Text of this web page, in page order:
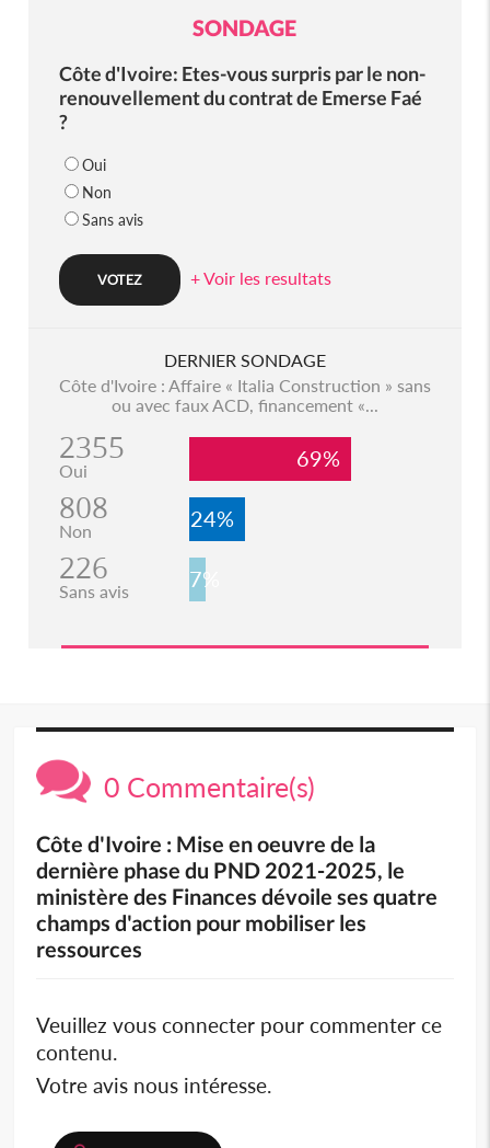
SONDAGE
Côte d'Ivoire: Etes-vous surpris par le non-
renouvellement du contrat de Emerse Faé
?
Oui
Non
Sans avis
+ Voir les resultats
DERNIER SONDAGE
Côte d'Ivoire : Affaire « Italia Construction » sans
ou avec faux ACD, financement «...
2355
Oui 69%
808
Non 24%
226
Sans avis 7%
0 Commentaire(s)
Côte d'Ivoire : Mise en oeuvre de la
dernière phase du PND 2021-2025, le
ministère des Finances dévoile ses quatre
champs d'action pour mobiliser les
ressources
Veuillez vous connecter pour commenter ce
contenu.
Votre avis nous intéresse.